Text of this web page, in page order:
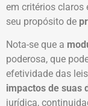
em critérios claros
seu propósito de
Nota-se que a
poderosa, que
efetividade das
impactos de suas
jurídica,